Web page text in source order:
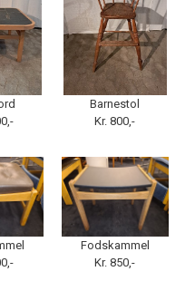
Barnestol
Kr. 800,-
Fodskammel
Kr. 850,-